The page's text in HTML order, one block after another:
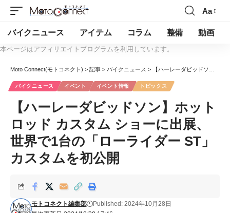
Aa
バイクニュース アイテム コラム 整備 動画
本ページはアフィリエイトプログラムを利用しています。
Moto Connect(モトコネクト) > 記事 > バイクニュース > 【ハーレーダビッドソン】ホット ロッド カスタム ショーに出展、世界で1台の「ローライダー ST」カスタムを初公開
バイクニュース イベント イベント情報 トピックス
【ハーレーダビッドソン】ホット
ロッド カスタム ショーに出展、
世界で1台の「ローライダー ST」
カスタムを初公開
モトコネクト編集部 Published: 2024年10月28日